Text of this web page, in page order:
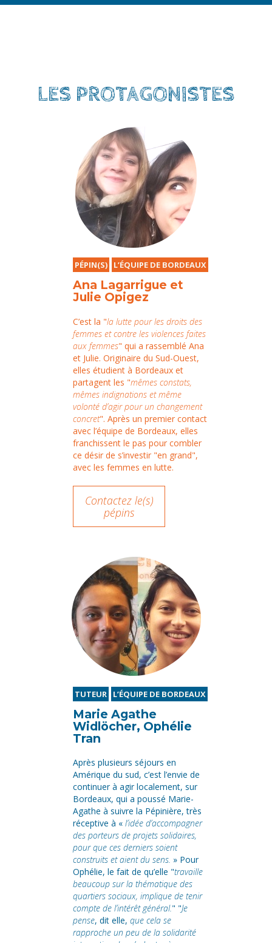
LES PROTAGONISTES
PÉPIN(S) L’ÉQUIPE DE BORDEAUX
Ana Lagarrigue et
Julie Opigez
C’est la "la lutte pour les droits des
femmes et contre les violences faites
aux femmes" qui a rassemblé Ana
et Julie. Originaire du Sud-Ouest,
elles étudient à Bordeaux et
partagent les "mêmes constats,
mêmes indignations et même
volonté d’agir pour un changement
concret". Après un premier contact
avec l’équipe de Bordeaux, elles
franchissent le pas pour combler
ce désir de s’investir "en grand",
avec les femmes en lutte.
Contactez le(s)
pépins
TUTEUR L’ÉQUIPE DE BORDEAUX
Marie Agathe
Widlöcher, Ophélie
Tran
Après plusieurs séjours en
Amérique du sud, c’est l’envie de
continuer à agir localement, sur
Bordeaux, qui a poussé Marie-
Agathe à suivre la Pépinière, très
réceptive à « l’idée d’accompagner
des porteurs de projets solidaires,
pour que ces derniers soient
construits et aient du sens. » Pour
Ophélie, le fait de qu’elle "travaille
beaucoup sur la thématique des
quartiers sociaux, implique de tenir
compte de l’intérêt général." "Je
pense, dit elle, que cela se
rapproche un peu de la solidarité